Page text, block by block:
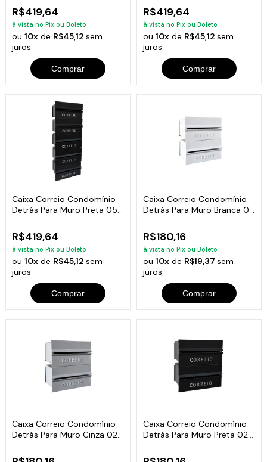
R$419,64
à vista no Pix ou Boleto
ou10x de R$45,12sem
juros
Comprar
R$419,64
à vista no Pix ou Boleto
ou 10xde R$45,12 sem
juros
Comprar
Caixa Correio Condomínio
Detrás Para Muro Preta 05
R$419,64
à vista no Pix ou Boleto
ou10x de R$45,12sem
juros
Comprar
Caixa Correio Condomínio
Detrás Para Muro Branca 02
R$180,16
à vista no Pix ou Boleto
ou 10xde R$19,37 sem
juros
Comprar
Caixa Correio Condomínio
Detrás Para Muro Cinza 02
Caixa Correio Condomínio
Detrás Para Muro Preta 02